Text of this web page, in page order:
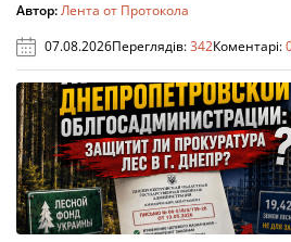
Автор:Лента от Протокола
07.08.2026Переглядів:342Коментарі: